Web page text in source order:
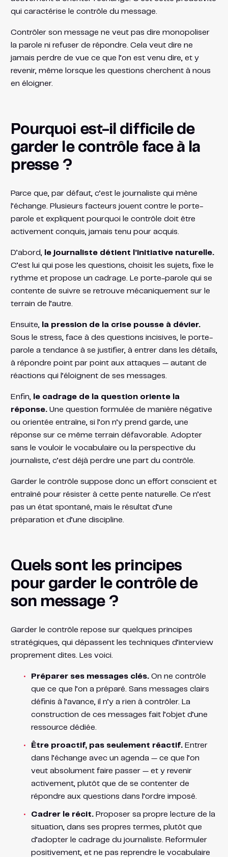
qui caractérise le contrôle du message.
Contrôler son message ne veut pas dire monopoliser
la parole ni refuser de répondre. Cela veut dire ne
jamais perdre de vue ce que l’on est venu dire, et y
revenir, même lorsque les questions cherchent à nous
en éloigner.
Pourquoi est-il difficile de
garder le contrôle face à la
presse ?
Parce que, par défaut, c’est le journaliste qui mène
l’échange. Plusieurs facteurs jouent contre le porte-
parole et expliquent pourquoi le contrôle doit être
activement conquis, jamais tenu pour acquis.
D’abord,
le journaliste détient l’initiative naturelle.
C’est lui qui pose les questions, choisit les sujets, fixe le
rythme et propose un cadrage. Le porte-parole qui se
contente de suivre se retrouve mécaniquement sur le
terrain de l’autre.
Ensuite,
la pression de la crise pousse à dévier.
Sous le stress, face à des questions incisives, le porte-
parole a tendance à se justifier, à entrer dans les détails,
à répondre point par point aux attaques — autant de
réactions qui l’éloignent de ses messages.
Enfin,
le cadrage de la question oriente la
réponse.Une question formulée de manière négative
ou orientée entraîne, si l’on n’y prend garde, une
réponse sur ce même terrain défavorable. Adopter
sans le vouloir le vocabulaire ou la perspective du
journaliste, c’est déjà perdre une part du contrôle.
Garder le contrôle suppose donc un effort conscient et
entraîné pour résister à cette pente naturelle. Ce n’est
pas un état spontané, mais le résultat d’une
préparation et d’une discipline.
Quels sont les principes
pour garder le contrôle de
son message ?
Garder le contrôle repose sur quelques principes
stratégiques, qui dépassent les techniques d’interview
proprement dites. Les voici.
Préparer ses messages clés.On ne contrôle
que ce que l’on a préparé. Sans messages clairs
définis à l’avance, il n’y a rien à contrôler. La
construction de ces messages fait l’objet d’une
ressource dédiée.
Être proactif, pas seulement réactif.Entrer
dans l’échange avec un agenda — ce que l’on
veut absolument faire passer — et y revenir
activement, plutôt que de se contenter de
répondre aux questions dans l’ordre imposé.
Cadrer le récit.Proposer sa propre lecture de la
situation, dans ses propres termes, plutôt que
d’adopter le cadrage du journaliste. Reformuler
positivement, et ne pas reprendre le vocabulaire